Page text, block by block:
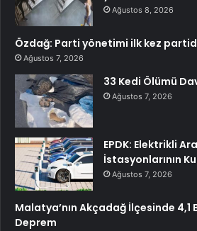
Ağustos 8, 2026
Özdağ: Parti yönetimi ilk kez
Ağustos 7, 2026
33 Kedi Ölümü
Ağustos 7, 2026
EPDK: Elektrikli
İstasyonlarının
Ağustos 7, 2026
Malatya’nın Akçadağ İlçesinde 4,1
Deprem